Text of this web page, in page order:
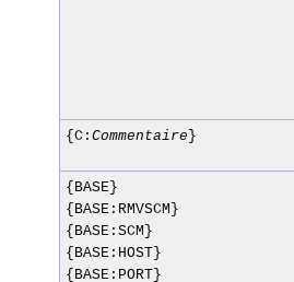
{C: Commentaire }
{BASE}
{BASE:RMVSCM}
{BASE:SCM}
{BASE:HOST}
{BASE:PORT}